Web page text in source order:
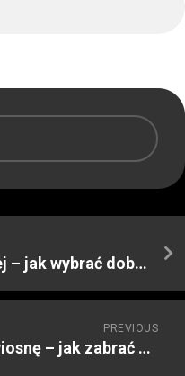
Układanie kostki brukowej – jak wybrać dobrą firmę
PREVIOUS
Pielęgnacja ogrodu na wiosnę – jak zabrać się za to